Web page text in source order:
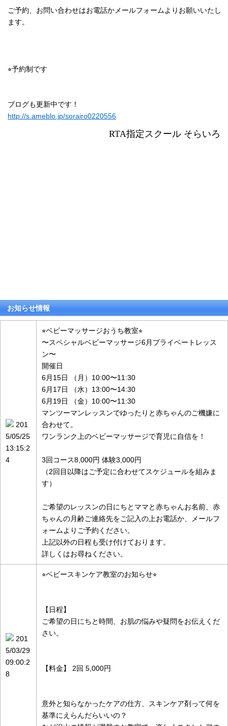
ご予約、お問い合わせはお電話かメールフォームよりお願いいたし
ます。
⭐︎予約制です
ブログも更新中です！
http://s.ameblo.jp/sorairo0220556
RTA指定スクール そらいろ
お知らせ情報
201
5/05/25
13:15:2
4
⭐︎ベビーマッサージおうち教室⭐︎
〜スペシャルベビーマッサージ6月プライベートレッス
ン〜
開催日
6月15日 （月）10:00〜11:30
6月17日 （水）13:00〜14:30
6月19日 （金）10:00〜11:30
マンツーマンレッスンでゆったりと赤ちゃんのご機嫌に
合わせて。
ワンランク上のベビーマッサージで育児に自信を！
3回コース8,000円 体験3,000円
（2回目以降はご予定に合わせてスケジュールを組みま
す）
ご希望のレッスンの日にちとママと赤ちゃんお名前、赤
ちゃんの月齢ご連絡先をご記入の上お電話か、メールフ
ォームよりご予約ください。
上記以外の日程も受け付けております。
詳しくはお尋ねください。
201
5/03/29
09:00:2
8
⭐︎ベビースキンケア教室のお知らせ⭐︎
【日程】
ご希望の日にちと時間、お肌の悩みや疑問をお伝えくだ
さい。
【料金】 2回 5,000円
意外と知らなかったケアの仕方、スキンケア剤って何を
基準にえらんだらいいの？